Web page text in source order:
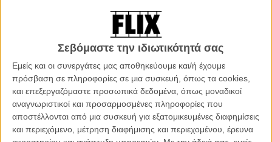
Σεβόμαστε την ιδιωτικότητά σας
Εμείς και οι συνεργάτες μας αποθηκεύουμε και/ή έχουμε
πρόσβαση σε πληροφορίες σε μια συσκευή, όπως τα cookies,
και επεξεργαζόμαστε προσωπικά δεδομένα, όπως μοναδικοί
αναγνωριστικοί και προσαρμοσμένες πληροφορίες που
αποστέλλονται από μια συσκευή για εξατομικευμένες διαφημίσεις
και περιεχόμενο, μέτρηση διαφήμισης και περιεχομένου, έρευνα
Δε βρέθηκαν σχετικές κριτικές ταινιών.
ΑΡΘΡΑ
Μόνο για όσους αγάπησαν τον Κερτ Κομπέιν
ΝΕΑ /24 ΙΑΝ 2015/ Λήδα Γαλανού